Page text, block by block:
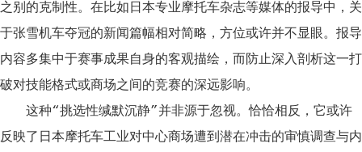
之别的克制性。在比如日本专业摩托车杂志等媒体的报导中，关
于张雪机车夺冠的新闻篇幅相对简略，方位或许并不显眼。报导
内容多集中于赛事成果自身的客观描绘，而防止深入剖析这一打
破对技能格式或商场之间的竞赛的深远影响。
这种“挑选性缄默沉静”并非源于忽视。恰恰相反，它或许
反映了日本摩托车工业对中心商场遭到潜在冲击的审慎调查与内